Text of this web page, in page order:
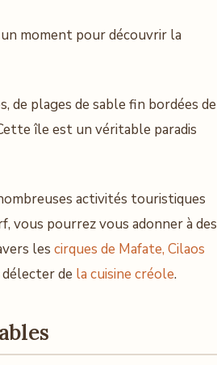
moment pour découvrir la
de plages de sable fin bordées de
île est un véritable paradis
activités touristiques
vous pourrez vous adonner à des
les cirques de Mafate, Cilaos
de la cuisine créole.